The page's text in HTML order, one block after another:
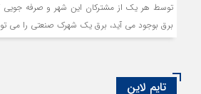
توسط هر یک از مشترکان این شهر و صرفه
برق بوجود می آید، برق یک شهرک صنعتی را می
تایم لاین